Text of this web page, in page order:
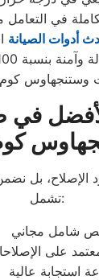
في
أدوات الصيانة
وستنجهاوس
في
الإصلاح، بل
تشمل:
شامل مجاني
على
استجابة عالية